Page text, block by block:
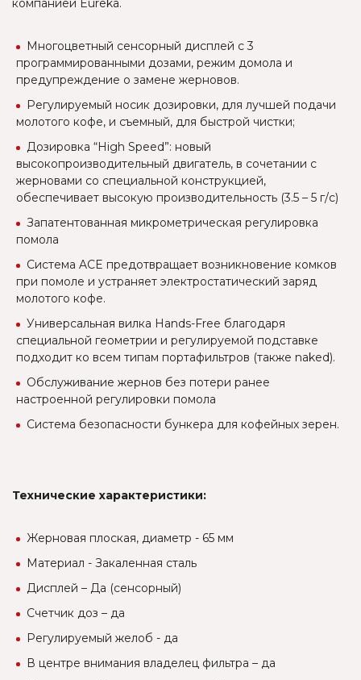
компанией Eureka.
Многоцветный сенсорный дисплей с 3
программированными дозами, режим домола и
предупреждение о замене жерновов.
Регулируемый носик дозировки, для лучшей подачи
молотого кофе, и съемный, для быстрой чистки;
Дозировка “High Speed”: новый
высокопроизводительный двигатель, в сочетании с
жерновами со специальной конструкцией,
обеспечивает высокую производительность (3.5 – 5 г/с)
Запатентованная микрометрическая регулировка
помола
Система ACE предотвращает возникновение комков
при помоле и устраняет электростатический заряд
молотого кофе.
Универсальная вилка Hands-Free благодаря
специальной геометрии и регулируемой подставке
подходит ко всем типам портафильтров (также naked).
Обслуживание жернов без потери ранее
настроенной регулировки помола
Система безопасности бункера для кофейных зерен.
Технические характеристики:
Жерновая плоская, диаметр - 65 мм
Материал - Закаленная сталь
Дисплей – Да (сенсорный)
Счетчик доз – да
Регулируемый желоб - да
В центре внимания владелец фильтра – да